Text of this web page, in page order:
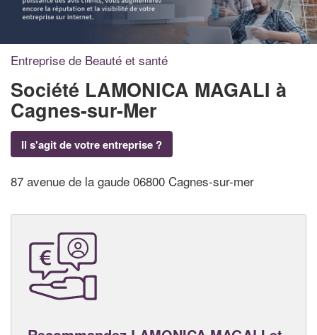
Entreprise de Beauté et santé
Société LAMONICA MAGALI à
Cagnes-sur-Mer
Il s'agit de votre entreprise ?
87 avenue de la gaude 06800 Cagnes-sur-mer